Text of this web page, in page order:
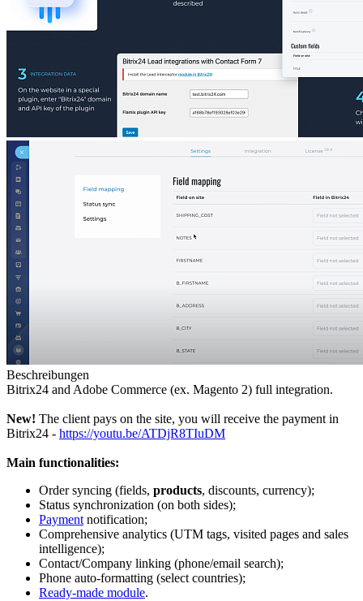
Beschreibungen
Bitrix24 and Adobe Commerce (ex. Magento 2) full integration.
New! The client pays on the site, you will receive the payment in
Bitrix24 - https://youtu.be/ATDjR8TIuDM
Main functionalities:
Order syncing (fields, products, discounts, currency);
Status synchronization (on both sides);
Paymentnotification;
Comprehensive analytics (UTM tags, visited pages and sales
intelligence);
Contact/Company linking (phone/email search);
Phone auto-formatting (select countries);
Ready-made module.